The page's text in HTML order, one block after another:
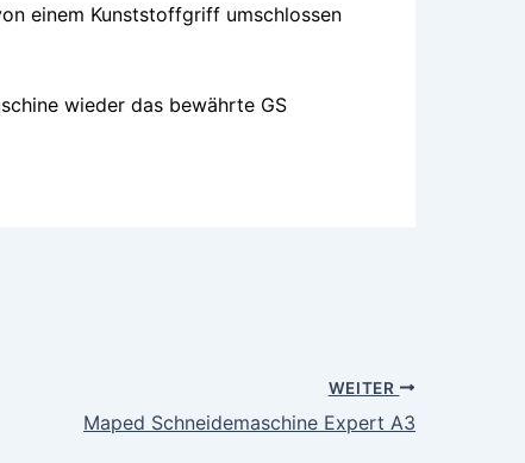
einem Kunststoffgriff umschlossen
wieder das bewährte GS
WEITER
Maped Schneidemaschine Expert A3